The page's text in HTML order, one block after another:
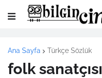
Ana Sayfa Türkçe Sözlük
folk sanatçısı